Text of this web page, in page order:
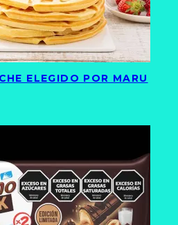
ELEGIDO POR MARU